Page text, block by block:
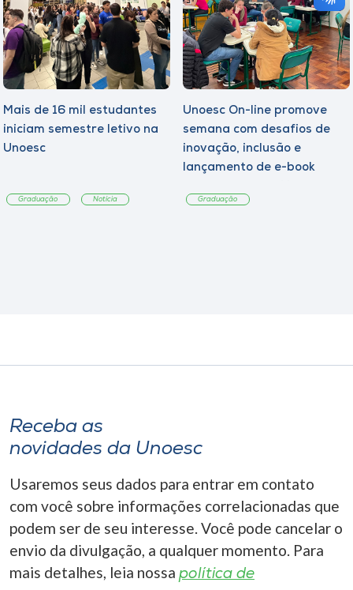
Mais de 16 mil estudantes
iniciam semestre letivo na
Unoesc
Graduação Notícia
Unoesc On-line promove
semana com desafios de
inovação, inclusão e
lançamento de e-book
Graduação
Receba as
novidades da Unoesc
Usaremos seus dados para entrar em contato
com você sobre informações correlacionadas que
podem ser de seu interesse. Você pode cancelar o
envio da divulgação, a qualquer momento. Para
mais detalhes, leia nossa política de